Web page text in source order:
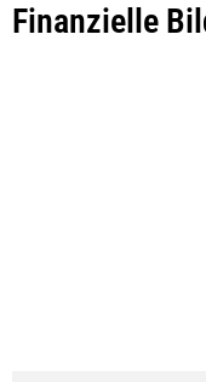
Finanzielle